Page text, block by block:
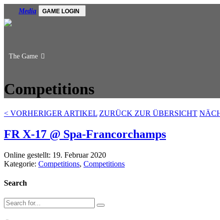
Media GAME LOGIN
The Game
Competitions
< VORHERIGER ARTIKEL ZURÜCK ZUR ÜBERSICHT
FR X-17 @ Spa-Francorchamps
Online gestellt: 19. Februar 2020
Kategorie: Competitions, Competitions
Search